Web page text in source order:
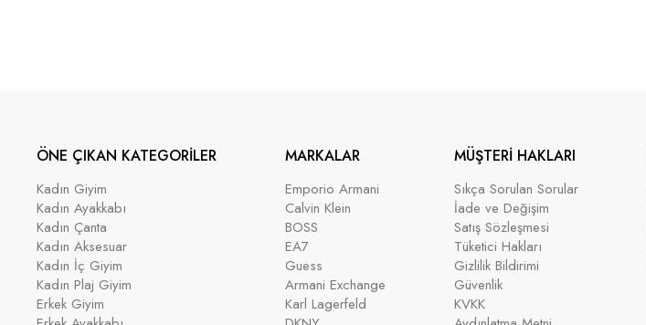
ÖNE ÇIKAN KATEGORİLER
Kadın Giyim
Kadın Ayakkabı
Kadın Çanta
Kadın Aksesuar
Kadın İç Giyim
Kadın Plaj Giyim
Erkek Giyim
MARKALAR
Emporio Armani
Calvin Klein
BOSS
EA7
Guess
Armani Exchange
Karl Lagerfeld
MÜŞTERİ HAKLARI
Sıkça Sorulan Sorular
İade ve Değişim
Satış Sözleşmesi
Tüketici Hakları
Gizlilik Bildirimi
Güvenlik
KVKK